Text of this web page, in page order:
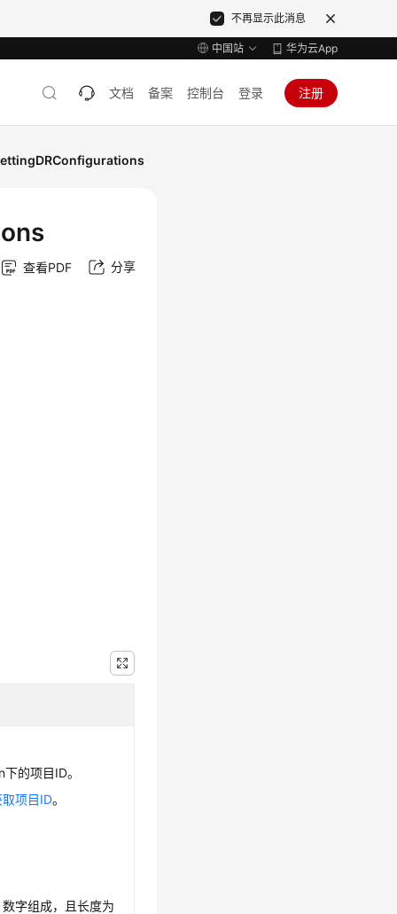
不再显示此消息
中国站 华为云App
文档 备案 控制台 登录 注册
查看PDF 分享
的项目ID。
取项目ID。
字组成，且长度为